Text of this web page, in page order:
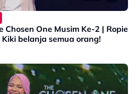
Chosen One Musim Ke-2 | Ropie
belanja semua orang!